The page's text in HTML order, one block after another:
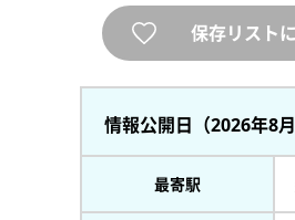
保存リスト
情報公開日（2026年8月
最寄駅